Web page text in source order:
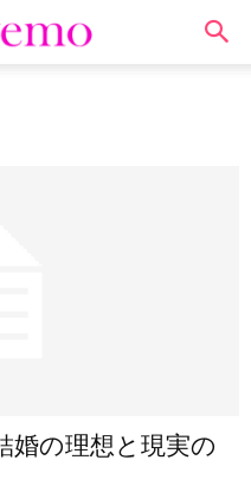
婚の理想と現実の